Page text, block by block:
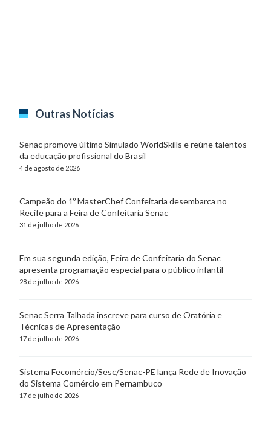
Outras Notícias
Senac promove último Simulado WorldSkills e reúne talentos
da educação profissional do Brasil
4 de agosto de 2026
Campeão do 1º MasterChef Confeitaria desembarca no
Recife para a Feira de Confeitaria Senac
31 de julho de 2026
Em sua segunda edição, Feira de Confeitaria do Senac
apresenta programação especial para o público infantil
28 de julho de 2026
Senac Serra Talhada inscreve para curso de Oratória e
Técnicas de Apresentação
17 de julho de 2026
Sistema Fecomércio/Sesc/Senac-PE lança Rede de Inovação
do Sistema Comércio em Pernambuco
17 de julho de 2026